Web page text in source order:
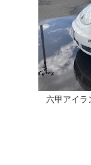
六甲アイラ